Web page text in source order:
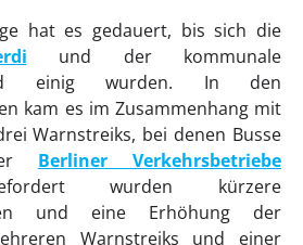
hat es gedauert, bis sich die
und der kommunale
einig wurden. In den
kam es im Zusammenhang mit
Warnstreiks, bei denen Busse
Berliner Verkehrsbetriebe
wurden kürzere
und eine Erhöhung der
Warnstreiks und einer